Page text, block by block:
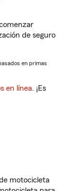
de seguro
en primas
en línea. ¡Es
motocicleta